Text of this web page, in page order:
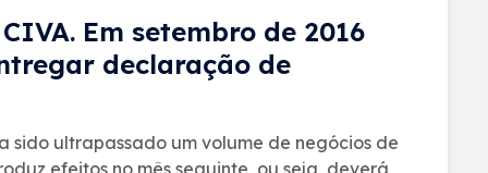
Em setembro de 2016
declaração de
ultrapassado um volume de negócios de
efeitos no mês seguinte, ou seja, deverá